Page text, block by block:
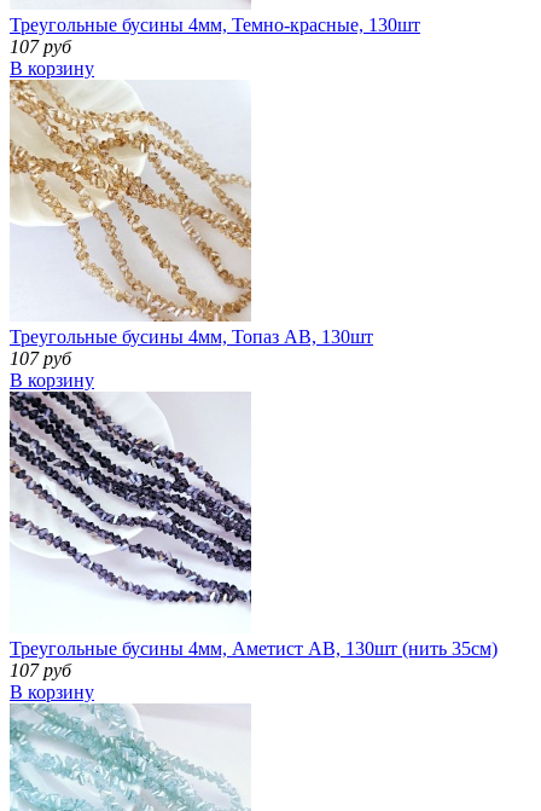
Треугольные бусины 4мм, Темно-красные, 130шт
107 руб
В корзину
Треугольные бусины 4мм, Топаз АВ, 130шт
107 руб
В корзину
Треугольные бусины 4мм, Аметист АВ, 130шт (нить 35см)
107 руб
В корзину